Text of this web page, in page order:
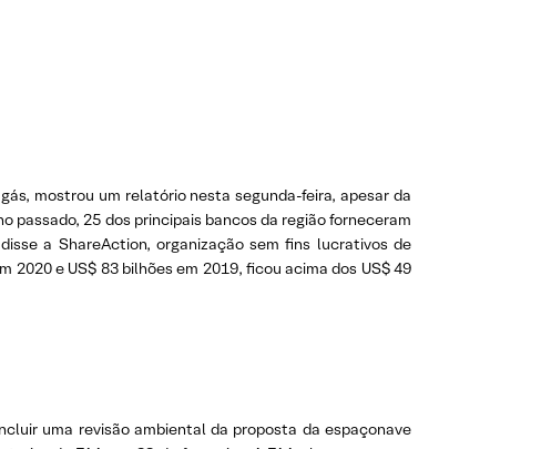
mostrou um relatório nesta segunda-feira, apesar da
25 dos principais bancos da região forneceram
a ShareAction, organização sem fins lucrativos de
e US$ 83 bilhões em 2019, ficou acima dos US$ 49
uma revisão ambiental da proposta da espaçonave